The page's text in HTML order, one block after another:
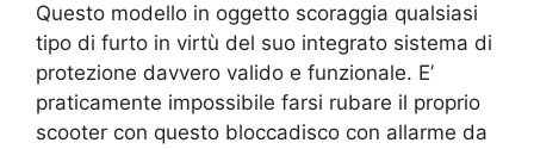
Questo modello in oggetto scoraggia qualsiasi
tipo di furto in virtù del suo integrato sistema di
protezione davvero valido e funzionale. E’
praticamente impossibile farsi rubare il proprio
scooter con questo bloccadisco con allarme da